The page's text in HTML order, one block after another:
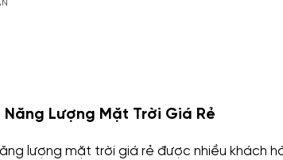
Lượng Mặt Trời Giá Rẻ
lượng mặt trời giá rẻ được nhiều khách